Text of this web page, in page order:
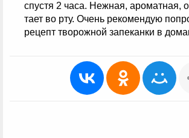
спустя 2 часа. Нежная, ароматная,
тает во рту. Очень рекомендую
рецепт творожной запеканки в